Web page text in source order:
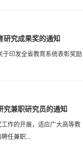
研究成果奖的通知
究兼职研究员的通知
作的开展，适应广大高等教
任兼职...